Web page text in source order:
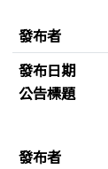
發布者
發布日期
公告標題
發布者